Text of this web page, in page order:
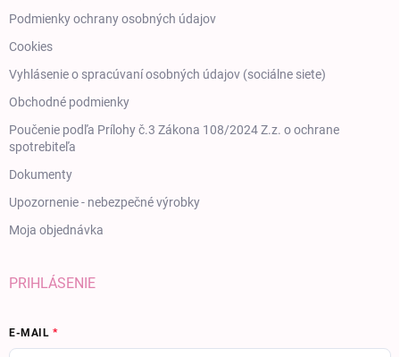
Podmienky ochrany osobných údajov
Cookies
Vyhlásenie o spracúvaní osobných údajov (sociálne siete)
Obchodné podmienky
Poučenie podľa Prílohy č.3 Zákona 108/2024 Z.z. o ochrane
spotrebiteľa
Dokumenty
Upozornenie - nebezpečné výrobky
Moja objednávka
PRIHLÁSENIE
E-MAIL